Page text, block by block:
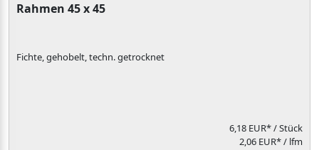
Rahmen 45 x 45
Fichte, gehobelt, techn. getrocknet
6,18 EUR*/ Stück
2,06 EUR* / lfm